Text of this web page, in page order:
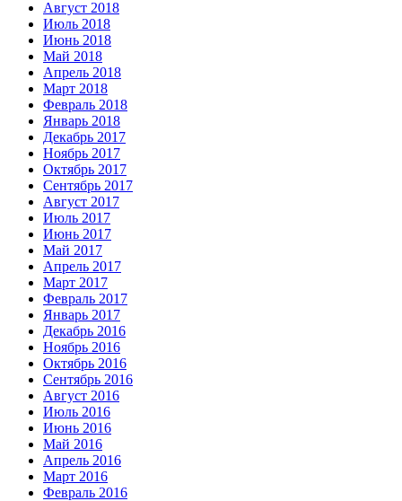
Август 2018
Июль 2018
Июнь 2018
Май 2018
Апрель 2018
Март 2018
Февраль 2018
Январь 2018
Декабрь 2017
Ноябрь 2017
Октябрь 2017
Сентябрь 2017
Август 2017
Июль 2017
Июнь 2017
Май 2017
Апрель 2017
Март 2017
Февраль 2017
Январь 2017
Декабрь 2016
Ноябрь 2016
Октябрь 2016
Сентябрь 2016
Август 2016
Июль 2016
Июнь 2016
Май 2016
Апрель 2016
Март 2016
Февраль 2016